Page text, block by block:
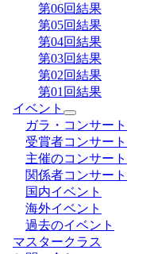
第06回結果
第05回結果
第04回結果
第03回結果
第02回結果
第01回結果
イベント
ガラ・コンサート
受賞者コンサート
主催のコンサート
関係者コンサート
国内イベント
海外イベント
過去のイベント
マスタークラス